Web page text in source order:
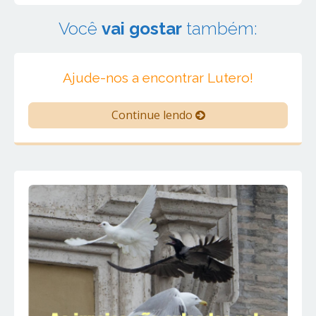
Você vai gostar também:
Ajude-nos a encontrar Lutero!
Continue lendo